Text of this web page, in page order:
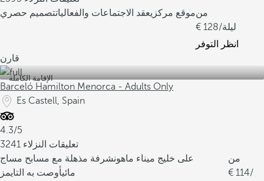
موقع مركزيعقد الاجتماعات والفعالياتتصميم حصري
من
128 /ليلة
انظر التوفر
قارن
الإقامة الكاملة
Barceló Hamilton Menorca - Adults Only
Es Castell, Spain
4.3/5
3241 تعليقات النزلاء
على خليج ميناء ماهونشرفة مذهلة مع مسابح مساج
مائيأوصت به التايمز
من
114/